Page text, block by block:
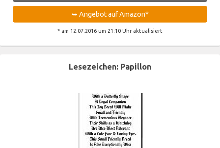
➥ Angebot auf Amazon*
* am 12.07.2016 um 21:10 Uhr aktualisiert
Lesezeichen: Papillon